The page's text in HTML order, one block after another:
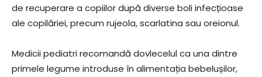
de recuperare a copiilor după diverse boli infecțioase
ale copilăriei, precum rujeola, scarlatina sau oreionul.
Medicii pediatri recomandă dovlecelul ca una dintre
primele legume introduse în alimentația bebelușilor,